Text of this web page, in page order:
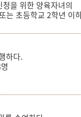
을 위한 양육자녀의
는 초등학교 2학년 이
하다.